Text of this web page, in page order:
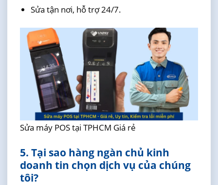
Sửa tận nơi, hỗ trợ 24/7.
Sửa máy POS tại TPHCM Giá rẻ
5. Tại sao hàng ngàn chủ kinh
doanh tin chọn dịch vụ của chúng
tôi?